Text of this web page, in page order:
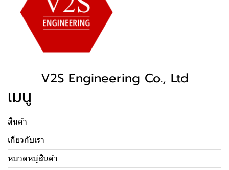
V2S Engineering Co., Ltd
เมนู
สินค้า
เกี่ยวกับเรา
หมวดหมู่สินค้า